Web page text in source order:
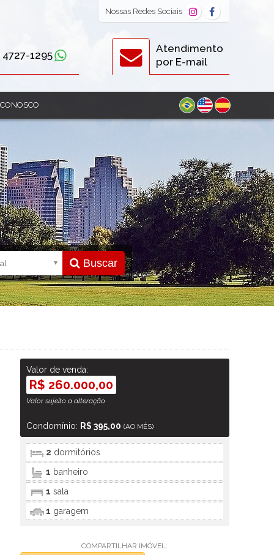
4727-1295
Atendimento
por E-mail
Nossas Redes Sociais
Buscar
Valor de venda:
R$ 260.000,00
Valor sujeito a alteração
Condomínio: R$ 395,00 (AO MÊS)
2 dormitórios
1 banheiro
1 sala
1 garagem
COMPARTILHAR IMÓVEL: